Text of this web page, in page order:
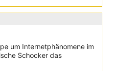
um Internetphänomene im
Schocker das